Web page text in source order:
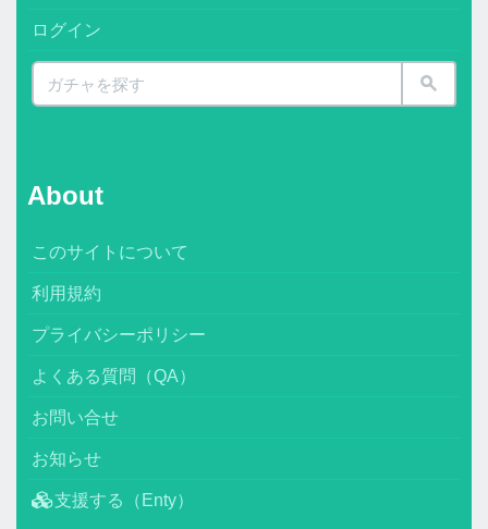
ログイン
About
このサイトについて
利用規約
プライバシーポリシー
よくある質問（QA）
お問い合せ
お知らせ
支援する（Enty）